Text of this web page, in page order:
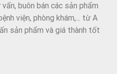
buôn bán các sản phẩm
viện, phòng khám,... từ A
sản phẩm và giá thành tốt